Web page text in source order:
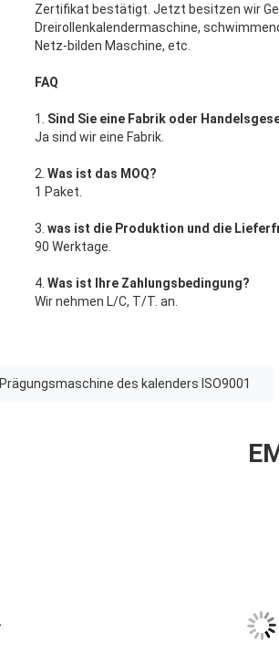
Zertifikat bestätigt. Jetzt besitzen wir
Dreirollenkalendermaschine,
Netz-bilden Maschine, etc.
FAQ
1. Sind Sie eine Fabrik oder
Ja sind wir eine Fabrik.
2. Was ist das MOQ?
1 Paket.
3. was ist die Produktion und die
90 Werktage.
4. Was ist Ihre Zahlungsbedingung?
Wir nehmen L/C, T/T. an.
Prägungsmaschine des kalenders ISO9001